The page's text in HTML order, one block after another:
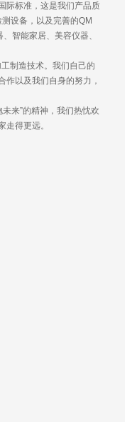
际标准，这是我们产品质
设备，以及完善的QM
智能家居、美容仪器、
制造技术。我们自己的
作以及我们自身的努力，
来”的精神，我们热忱欢
走得更远。